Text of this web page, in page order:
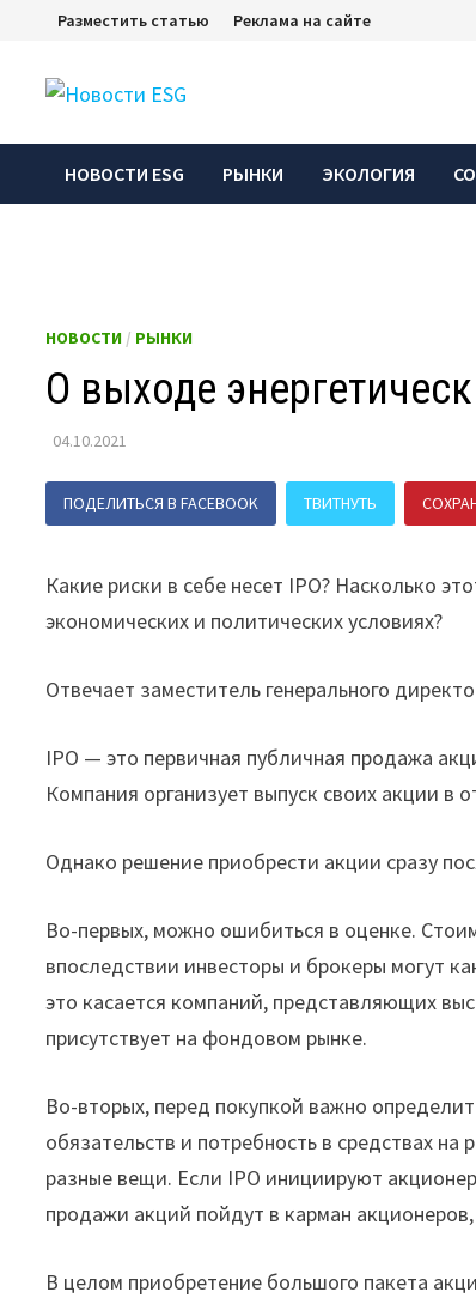
Перейти
содержимому
Разместить статью Реклама на сайте
НОВОСТИ ESG РЫНКИ ЭКОЛОГИЯ
НОВОСТИ / РЫНКИ
О выходе
04.10.2021
ПОДЕЛИТЬСЯ В FACEBOOK ТВИТНУТЬ
Какие риски в себе несет IPO? Насколько
экономических и политических условиях?
Отвечает заместитель генерального
IPO — это первичная публичная продажа
Компания организует выпуск своих акции в
Однако решение приобрести акции сразу
Во-первых, можно ошибиться в оценке.
впоследствии инвесторы и брокеры могут
это касается компаний, представляющих
присутствует на фондовом рынке.
Во-вторых, перед покупкой важно
обязательств и потребность в средствах
разные вещи. Если IPO инициируют
продажи акций пойдут в карман
В целом приобретение большого пакета